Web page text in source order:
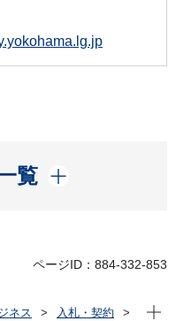
覧
ページID：884-332-853
ネス
入札・契約
現在